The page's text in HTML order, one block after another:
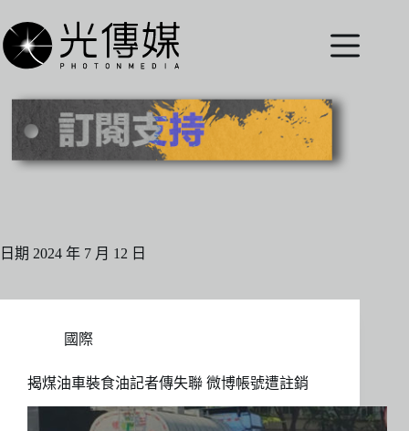
至
主
內
日期 2024 年 7 月 12 日
國際
揭煤油車裝食油記者傳失聯 微博帳號遭註銷